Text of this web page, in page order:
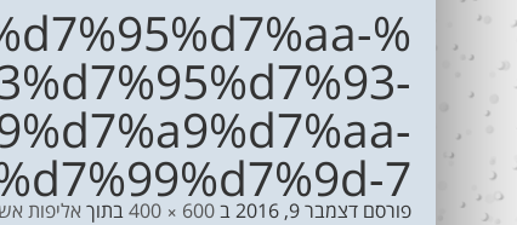
7
פורסם דצמבר 9, 2016 ב600 × 400 בתוךאליפות